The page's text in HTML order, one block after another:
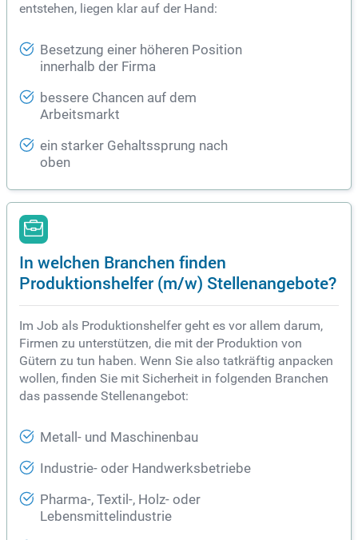
entstehen, liegen klar auf der Hand:
Besetzung einer höheren Position
innerhalb der Firma
bessere Chancen auf dem
Arbeitsmarkt
ein starker Gehaltssprung nach
oben
In welchen Branchen finden
Produktionshelfer (m/w) Stellenangebote?
Im Job als Produktionshelfer geht es vor allem darum,
Firmen zu unterstützen, die mit der Produktion von
Gütern zu tun haben. Wenn Sie also tatkräftig anpacken
wollen, finden Sie mit Sicherheit in folgenden Branchen
das passende Stellenangebot:
Metall- und Maschinenbau
Industrie- oder Handwerksbetriebe
Pharma-, Textil-, Holz- oder
Lebensmittelindustrie